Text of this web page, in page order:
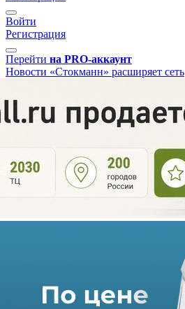
Войти
Регистрация
Перейти на PRO-аккаунт
Новости «Стокманн» расширяет сеть